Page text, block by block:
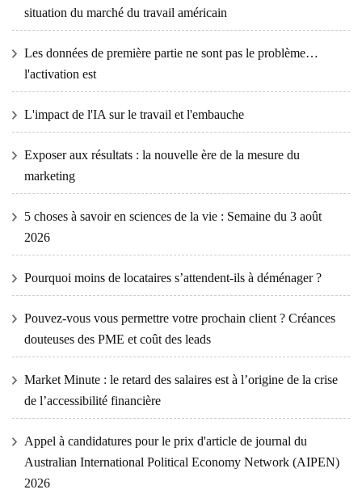
situation du marché du travail américain
Les données de première partie ne sont pas le problème…
l'activation est
L'impact de l'IA sur le travail et l'embauche
Exposer aux résultats : la nouvelle ère de la mesure du
marketing
5 choses à savoir en sciences de la vie : Semaine du 3 août
2026
Pourquoi moins de locataires s’attendent-ils à déménager ?
Pouvez-vous vous permettre votre prochain client ? Créances
douteuses des PME et coût des leads
Market Minute : le retard des salaires est à l’origine de la crise
de l’accessibilité financière
Appel à candidatures pour le prix d'article de journal du
Australian International Political Economy Network (AIPEN)
2026